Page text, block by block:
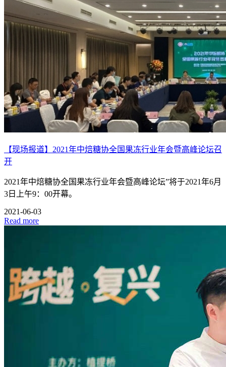
【现场报道】2021年中焙糖协全国果冻行业年会暨高峰论坛召
开
2021年中焙糖协全国果冻行业年会暨高峰论坛”将于2021年6月
3日上午9：00开幕。
2021-06-03
Read more